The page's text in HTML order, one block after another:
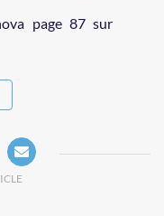
page 87 sur